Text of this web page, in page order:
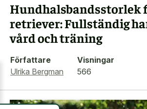
Hundhalsbandsstorlek
retriever: Fullständig
vård och träning
Författare
Ulrika Bergman
Visningar
566